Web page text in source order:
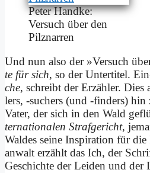
Pe­ter Hand­ke:
Ver­such über den
Pilz­nar­ren
Und nun al­so der »Ver­such
te für sich, so der Un­ter­ti­tel.
che, schreibt der Er­zäh­ler. Dies
lers, ‑su­chers (und ‑fin­ders)
Va­ter, der sich in den Wald
ter­na­tio­na­len Straf­ge­richt,
Wal­des sei­ne In­spi­ra­ti­on für
anwalt er­zählt das Ich, der
Ge­schich­te der Lei­den und der